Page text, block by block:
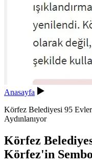
Anasayfa
Körfez Belediyesi 95
Aydınlanıyor
Körfez
Körfez'in